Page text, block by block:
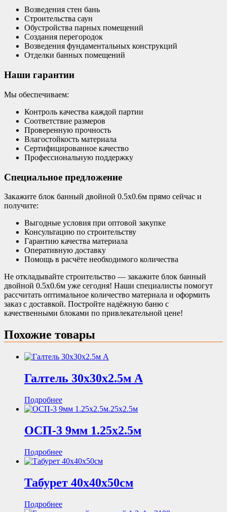
Возведения стен бань
Строительства саун
Обустройства парных помещений
Создания перегородок
Возведения фундаментальных конструкций
Отделки банных помещений
Наши гарантии
Мы обеспечиваем:
Контроль качества каждой партии
Соответствие размеров
Проверенную прочность
Влагостойкость материала
Сертифицированное качество
Профессиональную поддержку
Специальное предложение
Закажите блок банный двойной 0.5х0.6м прямо сейчас и
получите:
Выгодные условия при оптовой закупке
Консультацию по строительству
Гарантию качества материала
Оперативную доставку
Помощь в расчёте необходимого количества
Не откладывайте строительство — закажите блок банный
двойной 0.5х0.6м уже сегодня! Наши специалисты помогут
рассчитать оптимальное количество материала и оформить
заказ с доставкой. Постройте надёжную баню с
качественными блоками по привлекательной цене!
Похожие товары
Галтель 30х30х2.5м А
Подробнее
ОСП-3 9мм 1.25х2.5м
Подробнее
Табурет 40х40х50см
Подробнее